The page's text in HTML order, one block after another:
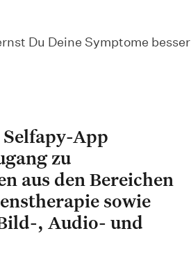
Du Deine Symptome besser
App
zu
aus den Bereichen
sowie
, Audio- und